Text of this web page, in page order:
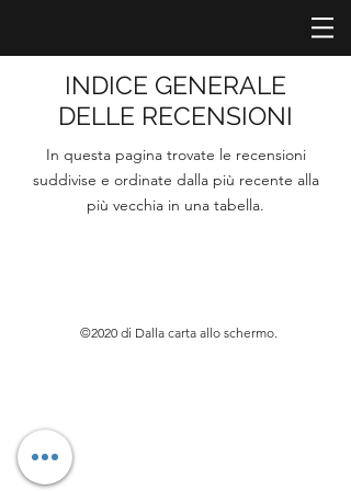
INDICE GENERALE
DELLE RECENSIONI
In questa pagina trovate le recensioni
suddivise e ordinate dalla più recente alla
più vecchia in una tabella.
©2020 di Dalla carta allo schermo.